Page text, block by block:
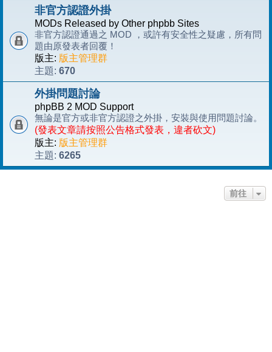
非官方認證外掛
MODs Released by Other phpbb Sites
非官方認證通過之 MOD ，或許有安全性之疑慮，所有問
題由原發表者回覆！
版主: 版主管理群
主題: 670
外掛問題討論
phpBB 2 MOD Support
無論是官方或非官方認證之外掛，安裝與使用問題討論。
(發表文章請按照公告格式發表，違者砍文)
版主: 版主管理群
主題: 6265
前往